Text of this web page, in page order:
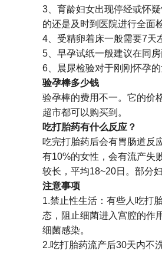
3、育龄妇女出现停经或怀
的还是及时到医院进行全面
4、受精卵着床一般需要7天
5、早孕试纸一般建议在同
6、晨尿检验对于刚刚怀孕
验孕棒多少钱
验孕棒的费用不一。它的价
超市都可以购买到。
吃打胎药有什么反应？
吃完打胎药后会有胃肠道反
有10%的女性，会有流产失
较长，平均18~20日。部分
注意事项
1.禁止性生活：有些人吃打
态，阻止细菌进入宫腔的作
细菌感染。
2.吃打胎药流产后30天内不